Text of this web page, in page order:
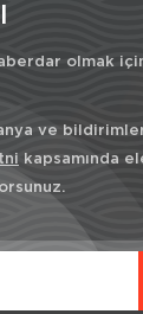
olmak
ve
kapsamında